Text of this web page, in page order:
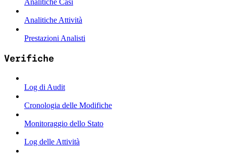
Analitiche Casi
Analitiche Attività
Prestazioni Analisti
Verifiche
Log di Audit
Cronologia delle Modifiche
Monitoraggio dello Stato
Log delle Attività